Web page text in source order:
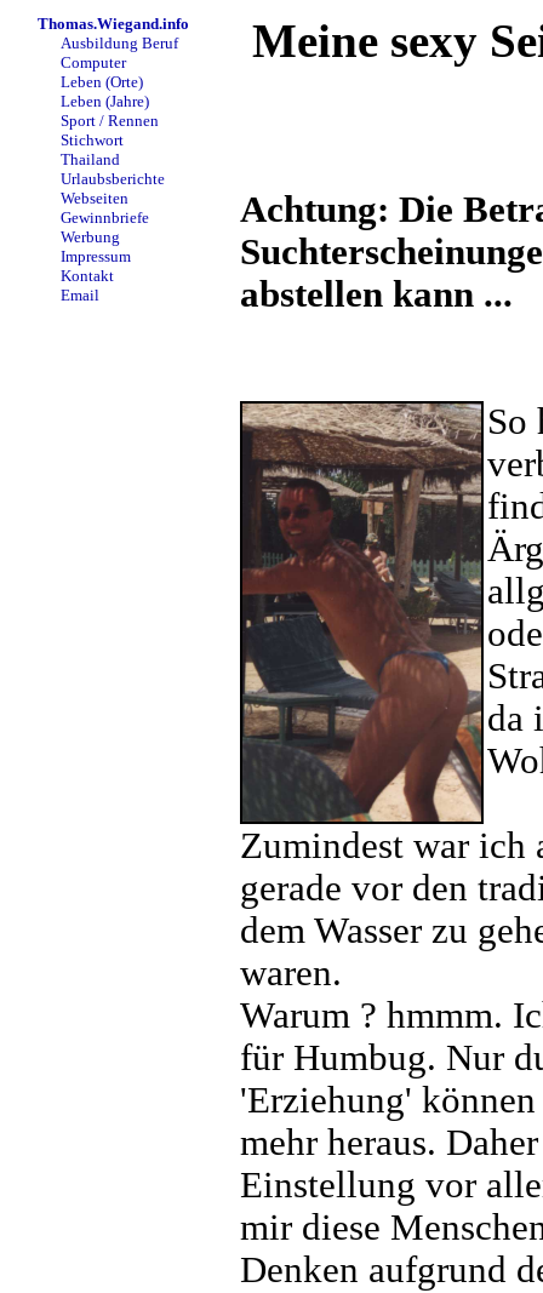
Thomas.Wiegand.info
Ausbildung Beruf
Computer
Leben (Orte)
Leben (Jahre)
Sport / Rennen
Stichwort
Thailand
Urlaubsberichte
Webseiten
Gewinnbriefe
Werbung
Impressum
Kontakt
Email
Meine sexy
Achtung: Die
abstellen kann ...
So
da
Zumindest war ich
gerade vor den
dem Wasser zu
waren.
Warum ? hmmm.
für Humbug. Nur
'Erziehung'
mehr heraus.
Einstellung vor
mir diese
Denken aufgrund